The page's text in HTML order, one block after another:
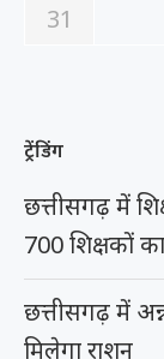
31
ट्रेंडिंग
छत्तीसगढ़ में
700 शिक्षकों
छत्तीसगढ़ में
मिलेगा राशन